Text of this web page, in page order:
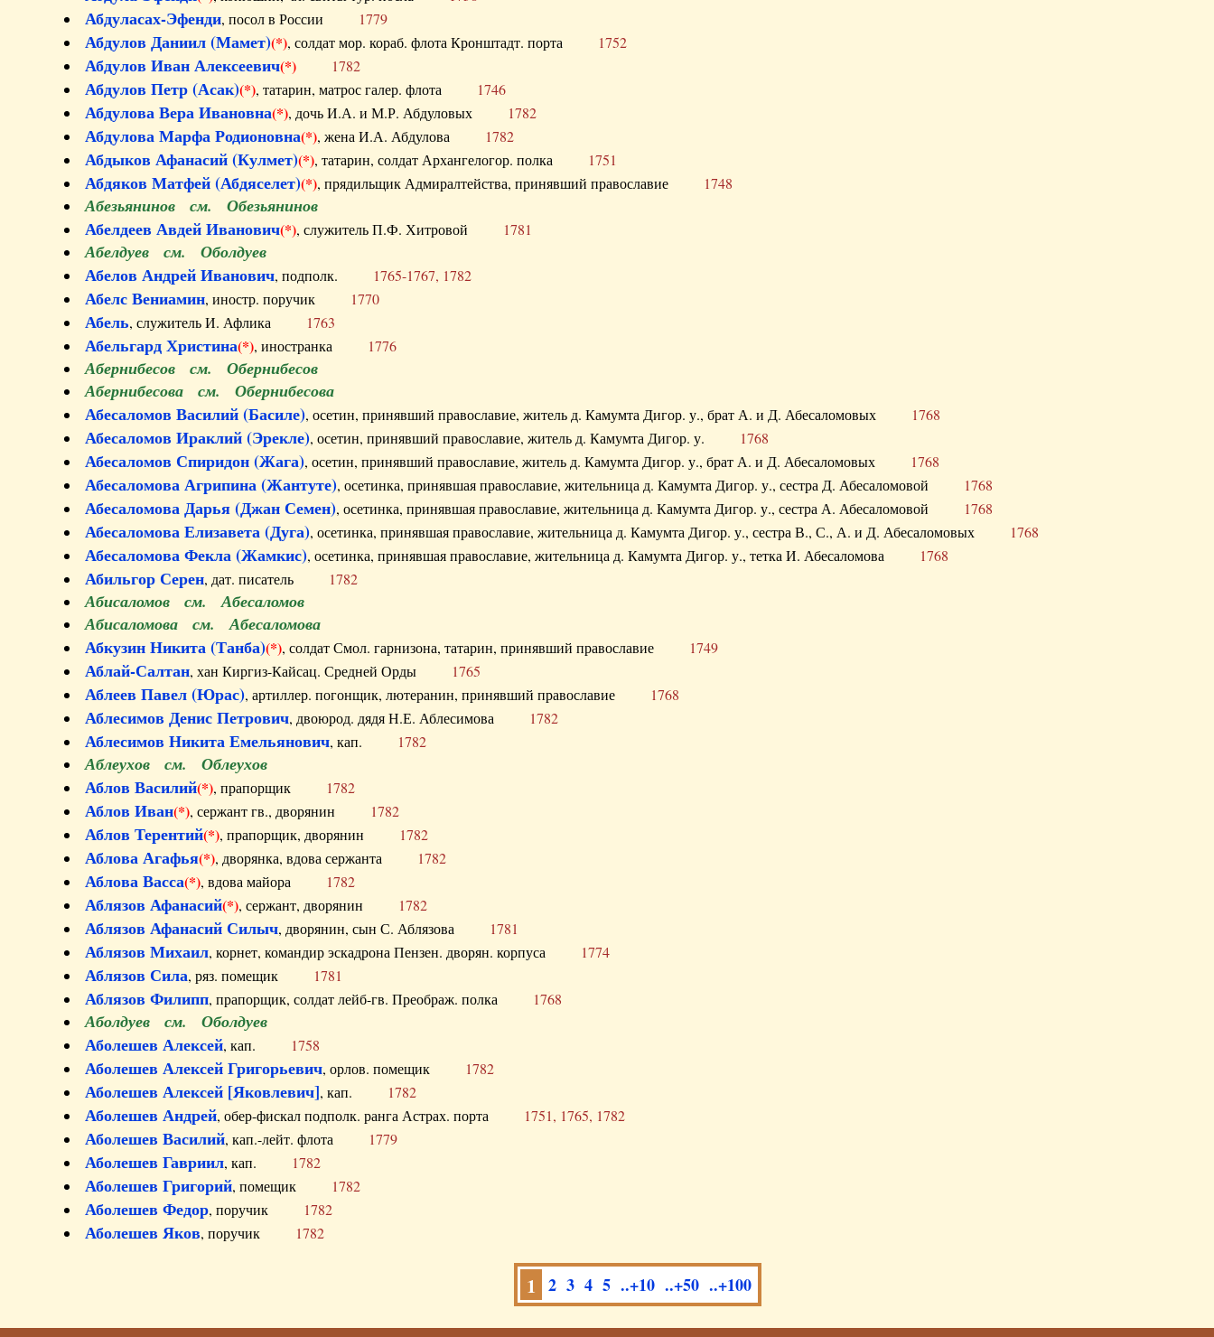
Абдуласах-Эфенди, посол в России 1779
Абдулов Даниил (Мамет)(*), солдат мор. кораб. флота Кронштадт. порта 1752
Абдулов Иван Алексеевич(*) 1782
Абдулов Петр (Асак)(*), татарин, матрос галер. флота 1746
Абдулова Вера Ивановна(*), дочь И.А. и М.Р. Абдуловых 1782
Абдулова Марфа Родионовна(*), жена И.А. Абдулова 1782
Абдыков Афанасий (Кулмет)(*), татарин, солдат Архангелогор. полка 1751
Абдяков Матфей (Абдяселет)(*), прядильщик Адмиралтейства, принявший православие 1748
Абезьянинов см. Обезьянинов
Абелдеев Авдей Иванович(*), служитель П.Ф. Хитровой 1781
Абелдуев см. Оболдуев
Абелов Андрей Иванович, подполк. 1765-1767, 1782
Абелс Вениамин, иностр. поручик 1770
Абель, служитель И. Афлика 1763
Абельгард Христина(*), иностранка 1776
Абернибесов см. Обернибесов
Абернибесова см. Обернибесова
Абесаломов Василий (Басиле), осетин, принявший православие, житель д. Камумта Дигор. у., брат А. и Д. Абесаломовых 1768
Абесаломов Ираклий (Эрекле), осетин, принявший православие, житель д. Камумта Дигор. у. 1768
Абесаломов Спиридон (Жага), осетин, принявший православие, житель д. Камумта Дигор. у., брат А. и Д. Абесаломовых 1768
Абесаломова Агрипина (Жантуте), осетинка, принявшая православие, жительница д. Камумта Дигор. у., сестра Д. Абесаломовой 1768
Абесаломова Дарья (Джан Семен), осетинка, принявшая православие, жительница д. Камумта Дигор. у., сестра А. Абесаломовой 1768
Абесаломова Елизавета (Дуга), осетинка, принявшая православие, жительница д. Камумта Дигор. у., сестра В., С., А. и Д. Абесаломовых 1768
Абесаломова Фекла (Жамкис), осетинка, принявшая православие, жительница д. Камумта Дигор. у., тетка И. Абесаломова 1768
Абильгор Серен, дат. писатель 1782
Абисаломов см. Абесаломов
Абисаломова см. Абесаломова
Абкузин Никита (Танба)(*), солдат Смол. гарнизона, татарин, принявший православие 1749
Аблай-Салтан, хан Киргиз-Кайсац. Средней Орды 1765
Аблеев Павел (Юрас), артиллер. погонщик, лютеранин, принявший православие 1768
Аблесимов Денис Петрович, двоюрод. дядя Н.Е. Аблесимова 1782
Аблесимов Никита Емельянович, кап. 1782
Аблеухов см. Облеухов
Аблов Василий(*), прапорщик 1782
Аблов Иван(*), сержант гв., дворянин 1782
Аблов Терентий(*), прапорщик, дворянин 1782
Аблова Агафья(*), дворянка, вдова сержанта 1782
Аблова Васса(*), вдова майора 1782
Аблязов Афанасий(*), сержант, дворянин 1782
Аблязов Афанасий Силыч, дворянин, сын С. Аблязова 1781
Аблязов Михаил, корнет, командир эскадрона Пензен. дворян. корпуса 1774
Аблязов Сила, ряз. помещик 1781
Аблязов Филипп, прапорщик, солдат лейб-гв. Преображ. полка 1768
Аболдуев см. Оболдуев
Аболешев Алексей, кап. 1758
Аболешев Алексей Григорьевич, орлов. помещик 1782
Аболешев Алексей [Яковлевич], кап. 1782
Аболешев Андрей, обер-фискал подполк. ранга Астрах. порта 1751, 1765, 1782
Аболешев Василий, кап.-лейт. флота 1779
Аболешев Гавриил, кап. 1782
Аболешев Григорий, помещик 1782
Аболешев Федор, поручик 1782
Аболешев Яков, поручик 1782
1 2 3 4 5 ..+10 ..+50 ..+100